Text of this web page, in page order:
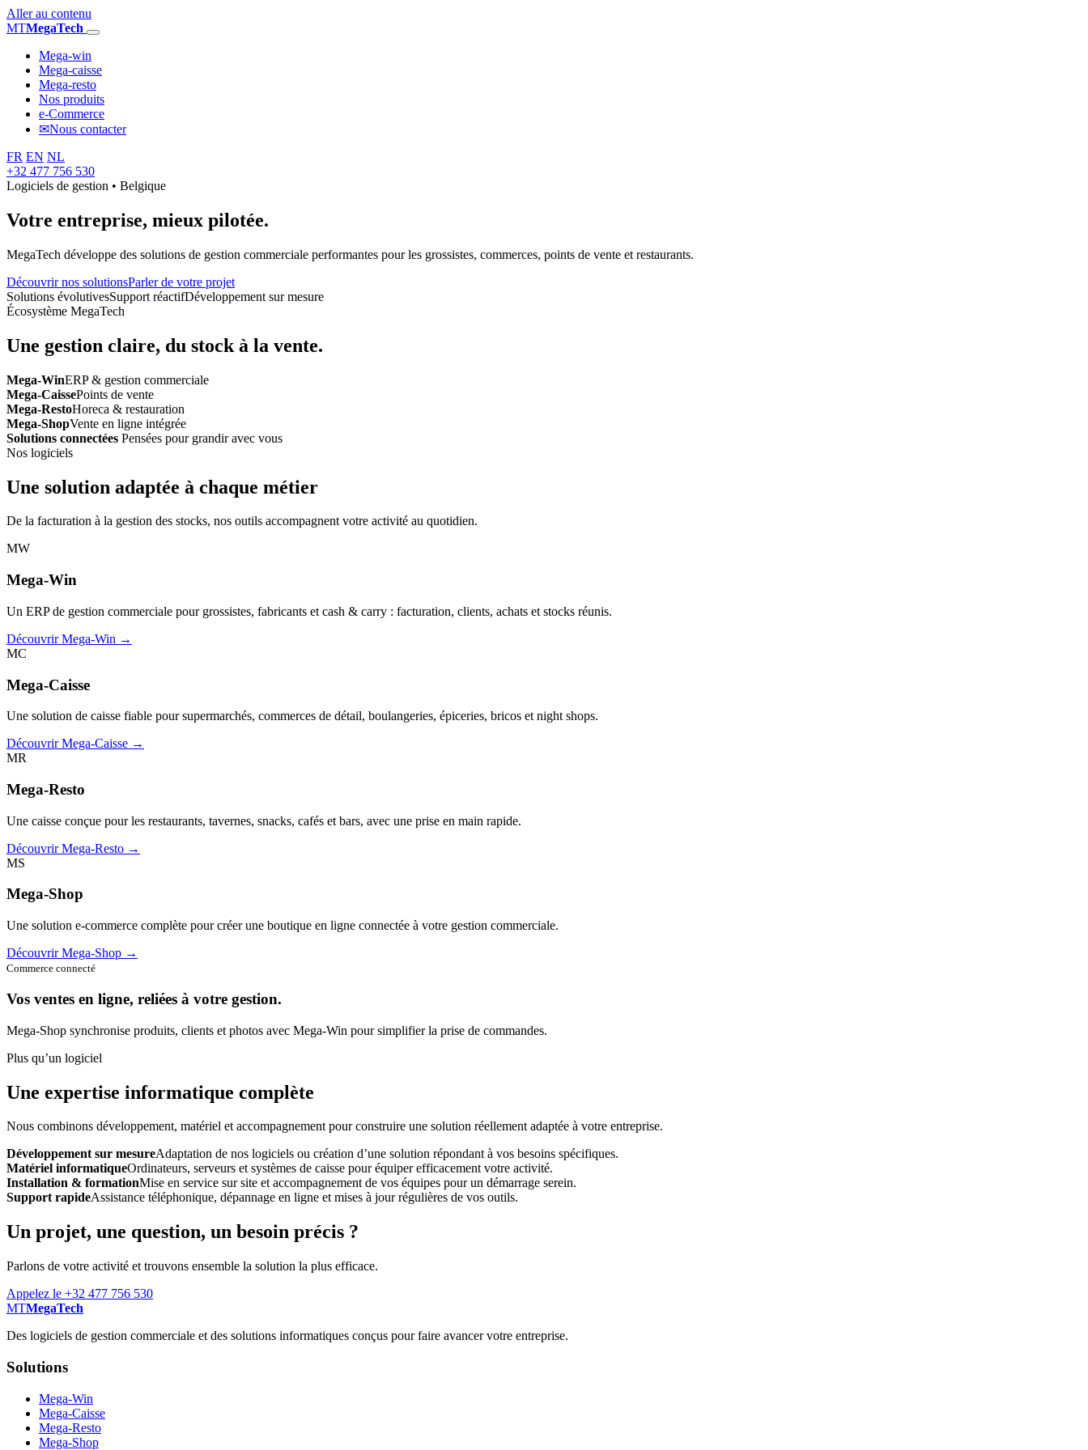
Aller au contenu
MTMegaTech
Mega-win
Mega-caisse
Mega-resto
Nos produits
e-Commerce
✉Nous contacter
FR EN NL
+32 477 756 530
Logiciels de gestion • Belgique
Votre entreprise, mieux pilotée.
MegaTech développe des solutions de gestion commerciale performantes pour les grossistes, commerces, points de vente et restaurants.
Découvrir nos solutionsParler de votre projet
Solutions évolutivesSupport réactifDéveloppement sur mesure
Écosystème MegaTech
Une gestion claire, du stock à la vente.
Mega-WinERP & gestion commerciale
Mega-CaissePoints de vente
Mega-RestoHoreca & restauration
Mega-ShopVente en ligne intégrée
Solutions connectées Pensées pour grandir avec vous
Nos logiciels
Une solution adaptée à chaque métier
De la facturation à la gestion des stocks, nos outils accompagnent votre activité au quotidien.
MW
Mega-Win
Un ERP de gestion commerciale pour grossistes, fabricants et cash & carry : facturation, clients, achats et stocks réunis.
Découvrir Mega-Win →
MC
Mega-Caisse
Une solution de caisse fiable pour supermarchés, commerces de détail, boulangeries, épiceries, bricos et night shops.
Découvrir Mega-Caisse →
MR
Mega-Resto
Une caisse conçue pour les restaurants, tavernes, snacks, cafés et bars, avec une prise en main rapide.
Découvrir Mega-Resto →
MS
Mega-Shop
Une solution e-commerce complète pour créer une boutique en ligne connectée à votre gestion commerciale.
Découvrir Mega-Shop →
Commerce connecté
Vos ventes en ligne, reliées à votre gestion.
Mega-Shop synchronise produits, clients et photos avec Mega-Win pour simplifier la prise de commandes.
Plus qu’un logiciel
Une expertise informatique complète
Nous combinons développement, matériel et accompagnement pour construire une solution réellement adaptée à votre entreprise.
Développement sur mesureAdaptation de nos logiciels ou création d’une solution répondant à vos besoins spécifiques.
Matériel informatiqueOrdinateurs, serveurs et systèmes de caisse pour équiper efficacement votre activité.
Installation & formationMise en service sur site et accompagnement de vos équipes pour un démarrage serein.
Support rapideAssistance téléphonique, dépannage en ligne et mises à jour régulières de vos outils.
Un projet, une question, un besoin précis ?
Parlons de votre activité et trouvons ensemble la solution la plus efficace.
Appelez le +32 477 756 530
MTMegaTech
Des logiciels de gestion commerciale et des solutions informatiques conçus pour faire avancer votre entreprise.
Solutions
Mega-Win
Mega-Caisse
Mega-Resto
Mega-Shop